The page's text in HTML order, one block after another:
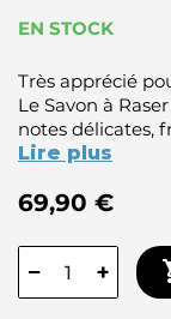
EN STOCK
Très apprécié
Le Savon à
notes délicates,
Lire plus
69,90 €
− +